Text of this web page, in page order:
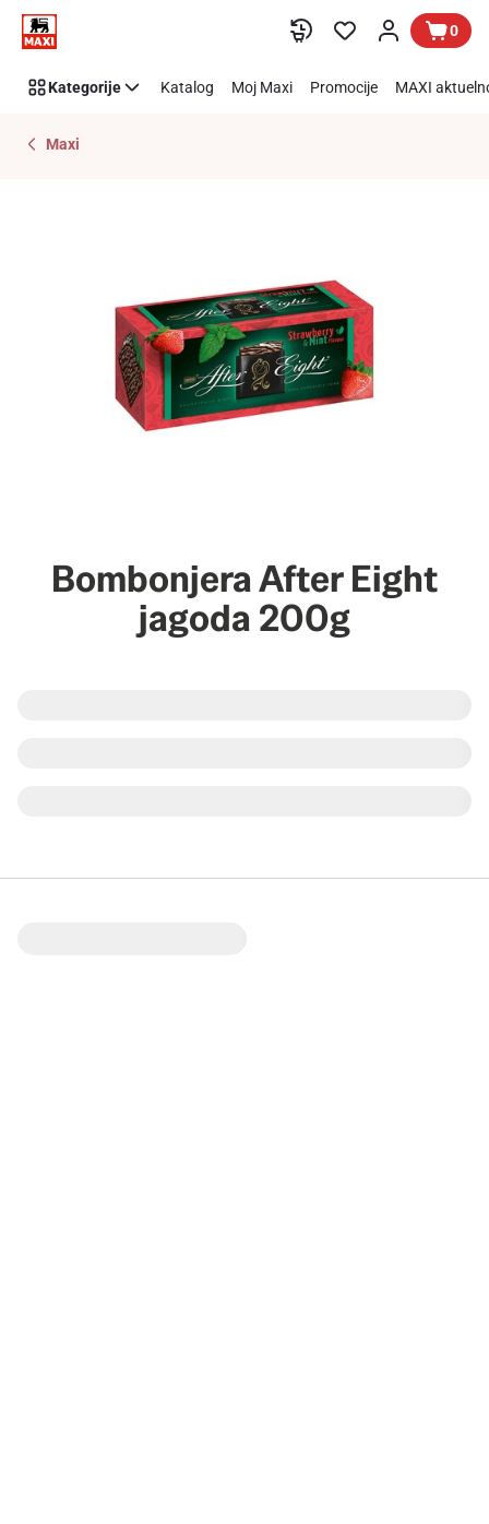
Preskoči link 0
Kategorije Katalog Moj Maxi Promocije MAXI
Maxi
Bombonjera After Eight
jagoda 200g